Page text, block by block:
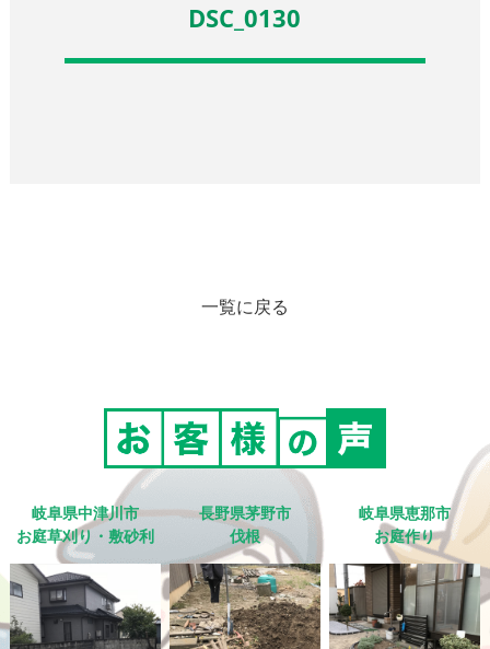
DSC_0130
一覧に戻る
岐阜県中津川市
お庭草刈り・敷砂利
長野県茅野市
伐根
岐阜県恵那市
お庭作り